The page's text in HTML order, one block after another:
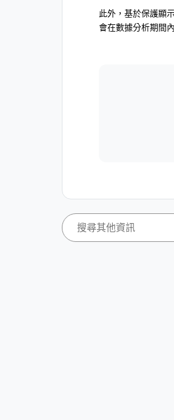
此外，基於保護顯
會在數據分析期間